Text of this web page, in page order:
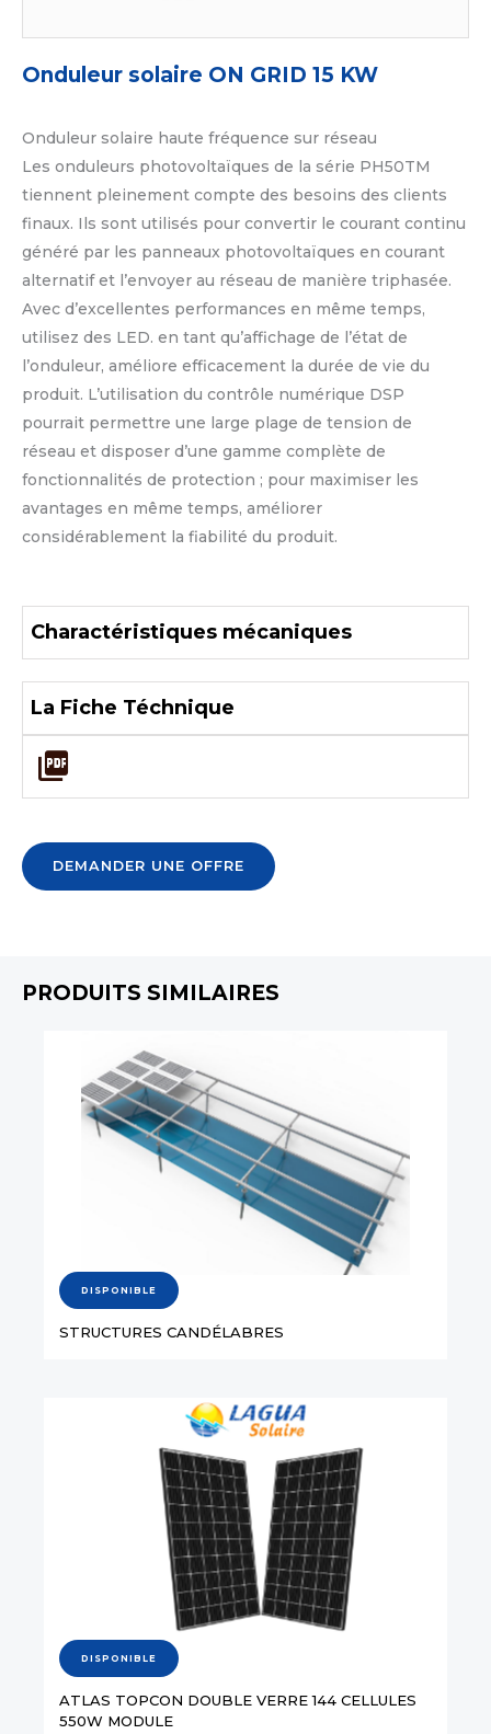
Onduleur solaire ON GRID 15 KW
Onduleur solaire haute fréquence sur réseau
Les onduleurs photovoltaïques de la série PH50TM
tiennent pleinement compte des besoins des clients
finaux. Ils sont utilisés pour convertir le courant continu
généré par les panneaux photovoltaïques en courant
alternatif et l’envoyer au réseau de manière triphasée.
Avec d’excellentes performances en même temps,
utilisez des LED. en tant qu’affichage de l’état de
l’onduleur, améliore efficacement la durée de vie du
produit. L’utilisation du contrôle numérique DSP
pourrait permettre une large plage de tension de
réseau et disposer d’une gamme complète de
fonctionnalités de protection ; pour maximiser les
avantages en même temps, améliorer
considérablement la fiabilité du produit.
Charactéristiques mécaniques
La Fiche Téchnique
DEMANDER UNE OFFRE
PRODUITS SIMILAIRES
DISPONIBLE
STRUCTURES CANDÉLABRES
DISPONIBLE
ATLAS TOPCON DOUBLE VERRE 144 CELLULES
550W MODULE